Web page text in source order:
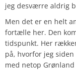
jeg desværre aldrig
Men det er en helt
fortælle her. Den
tidspunkt. Her
på, hvorfor jeg
med netop